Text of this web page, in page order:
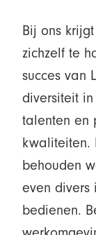
Bij ons
zichzelf te
succes van
diversiteit
talenten en
kwaliteiten.
behouden
even divers
bedienen.